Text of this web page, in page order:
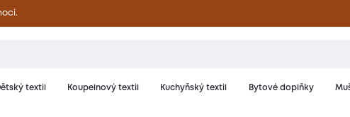
textil Koupelnový textil Kuchyňský textil Bytové doplňky